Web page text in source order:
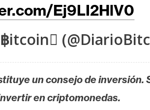
Ej9LI2HlV0
un consejo de
en criptomonedas.